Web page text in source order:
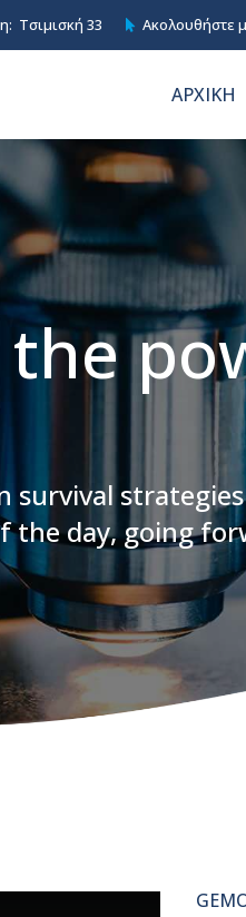
Τσιμισκή 33 Ακολουθήστε
ΑΡΧΙΚΗ
survival
the day, going